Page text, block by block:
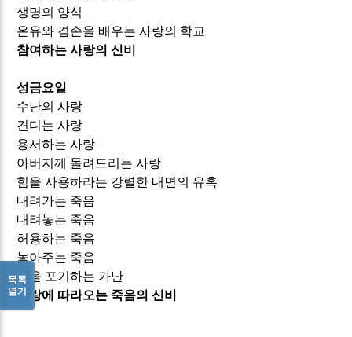
생명의 양식
온유와 겸손을 배우는 사랑의 학교
참여하는 사랑의 신비
성금요일
수난의 사랑
견디는 사랑
용서하는 사랑
아버지께 돌려드리는 사랑
힘을 사용하라는 강렬한 내면의 유혹
내려가는 죽음
내려놓는 죽음
허용하는 죽음
놓아주는 죽음
힘을 포기하는 가난
사랑에 따라오는 죽음의 신비
목록
열기